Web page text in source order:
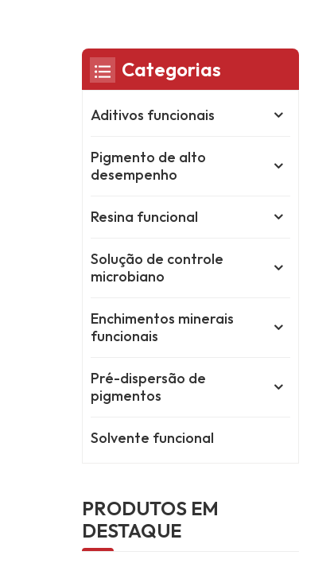
Categorias
Aditivos funcionais
Pigmento de alto
desempenho
Resina funcional
Solução de controle
microbiano
Enchimentos minerais
funcionais
Pré-dispersão de
pigmentos
Solvente funcional
PRODUTOS EM
DESTAQUE